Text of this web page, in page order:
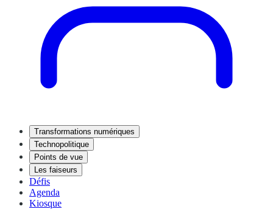
Transformations numériques
Technopolitique
Points de vue
Les faiseurs
Défis
Agenda
Kiosque